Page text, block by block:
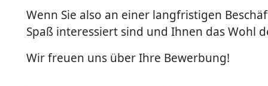
Wenn Sie also an einer langfristigen
Spaß interessiert sind und Ihnen das Wohl
Wir freuen uns über Ihre Bewerbung!